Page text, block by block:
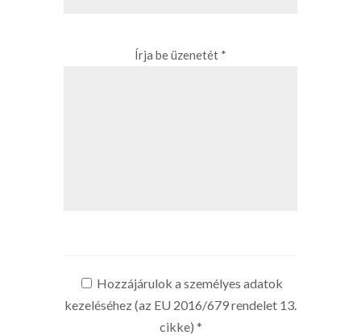
Írja be üzenetét *
Hozzájárulok a személyes adatok
kezeléséhez (az EU 2016/679 rendelet 13.
cikke) *